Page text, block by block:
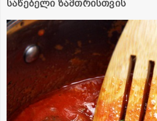
საწებელი ზამთრისთვის